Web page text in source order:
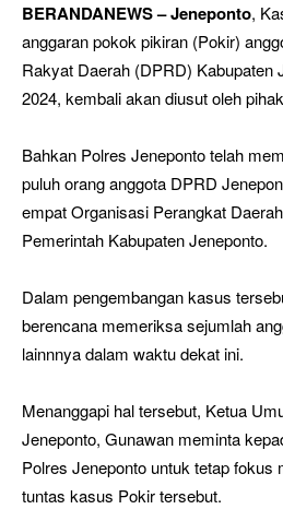
BERANDANEWS – Jeneponto,
anggaran pokok pikiran (Pokir)
Rakyat Daerah (DPRD) Kabupaten
2024, kembali akan diusut oleh
Bahkan Polres Jeneponto telah
puluh orang anggota DPRD
empat Organisasi Perangkat
Pemerintah Kabupaten Jeneponto.
Dalam pengembangan kasus
berencana memeriksa sejumlah
lainnnya dalam waktu dekat ini.
Menanggapi hal tersebut, Ketua
Jeneponto, Gunawan meminta
Polres Jeneponto untuk tetap fokus
tuntas kasus Pokir tersebut.